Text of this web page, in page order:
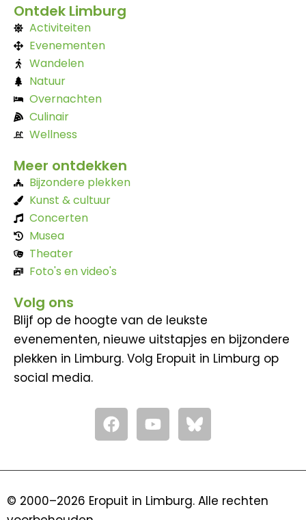
Ontdek Limburg
Activiteiten
Evenementen
Wandelen
Natuur
Overnachten
Culinair
Wellness
Meer ontdekken
Bijzondere plekken
Kunst & cultuur
Concerten
Musea
Theater
Foto's en video's
Volg ons
Blijf op de hoogte van de leukste
evenementen, nieuwe uitstapjes en bijzondere
plekken in Limburg. Volg Eropuit in Limburg op
social media.
F
a
c
o
Y
o
u
b
© 2000–2026 Eropuit in Limburg. Alle rechten